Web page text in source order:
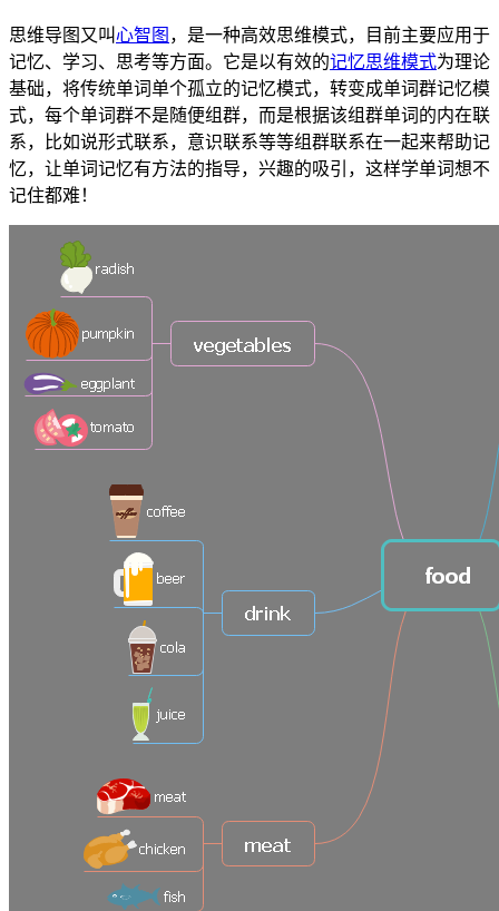
思维导图又叫心智图 ，是一种高效思维模式，目前主要应用于
记忆、学习、思考等方面。它是以有效的记忆思维模式为理论
基础，将传统单词单个孤立的记忆模式，转变成单词群记忆模
式，每个单词群不是随便组群，而是根据该组群单词的内在联
系，比如说形式联系，意识联系等等组群联系在一起来帮助记
忆，让单词记忆有方法的指导，兴趣的吸引，这样学单词想不
记住都难！